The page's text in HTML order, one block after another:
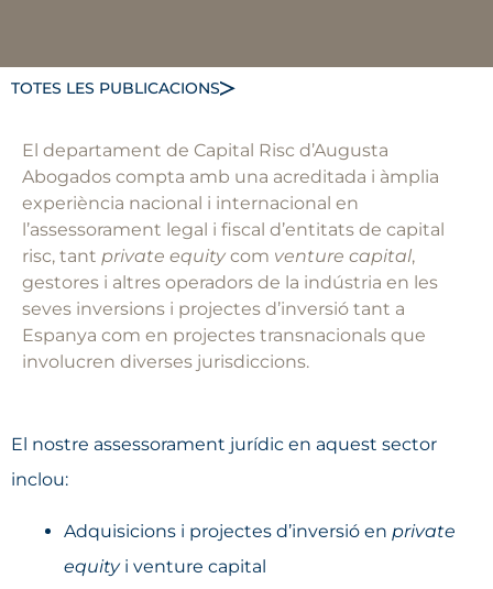
TOTES LES PUBLICACIONS
El departament de Capital Risc d’Augusta
Abogados compta amb una acreditada i àmplia
experiència nacional i internacional en
l’assessorament legal i fiscal d’entitats de capital
risc, tant private equity com venture capital,
gestores i altres operadors de la indústria en les
seves inversions i projectes d’inversió tant a
Espanya com en projectes transnacionals que
involucren diverses jurisdiccions.
El nostre assessorament jurídic en aquest sector
inclou:
Adquisicions i projectes d’inversió en private
equityi venture capital